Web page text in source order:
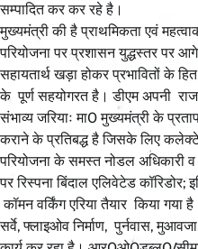
सम्पादित कर कर रहे है।
मुख्यमंत्री की है प्राथमिकता एवं
परियोजना पर प्रशासन युद्धस्तर पर
सहायतार्थ खड़ा होकर प्रभावितों के
के पूर्ण सहयोगरत है। डीएम अपनी
संभाव्य जरियाः मा0 मुख्यमंत्री के
कराने के प्रतिबद्ध है जिसके लिए
परियोजना के समस्त नोडल अधिकारी व
पर रिस्पना बिंदाल एलिवेटेड
कॉमन वर्किंग एरिया तैयार किया
सर्वे, फ्लाइओव निर्माण, पुर्नवास,